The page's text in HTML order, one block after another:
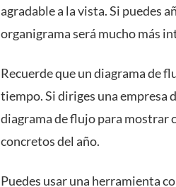
agradable a la vista. Si puedes
organigrama será mucho más
Recuerde que un diagrama de
tiempo. Si diriges una empresa
diagrama de flujo para mostrar
concretos del año.
Puedes usaruna herramienta